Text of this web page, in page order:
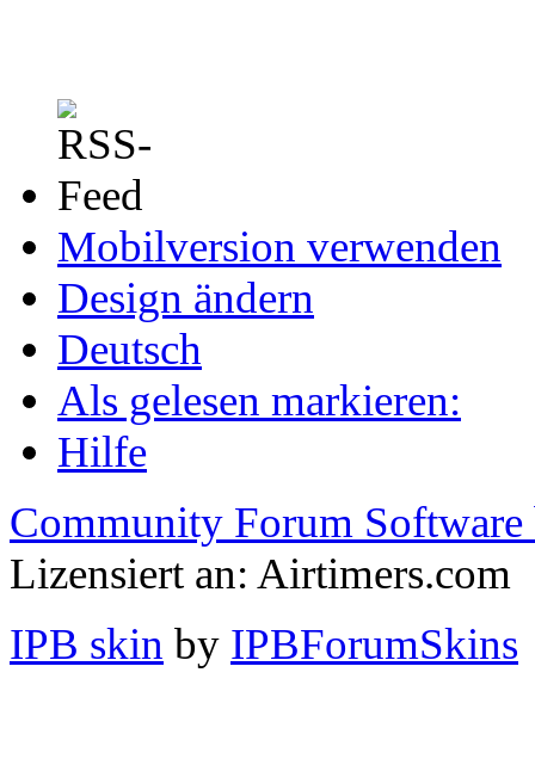
Mobilversion verwenden
Design ändern
Deutsch
Als gelesen markieren:
Hilfe
Community Forum Software
Lizensiert an: Airtimers.com
IPB skin by IPBForumSkins